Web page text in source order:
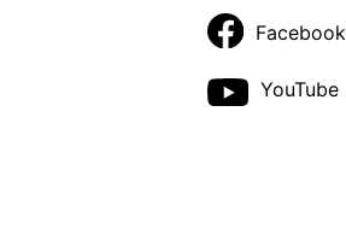
Facebook
YouTube